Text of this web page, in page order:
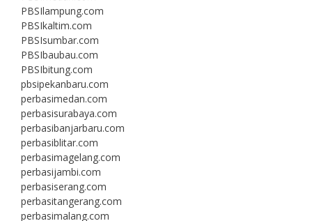
PBSIlampung.com
PBSIkaltim.com
PBSIsumbar.com
PBSIbaubau.com
PBSIbitung.com
pbsipekanbaru.com
perbasimedan.com
perbasisurabaya.com
perbasibanjarbaru.com
perbasiblitar.com
perbasimagelang.com
perbasijambi.com
perbasiserang.com
perbasitangerang.com
perbasimalang.com